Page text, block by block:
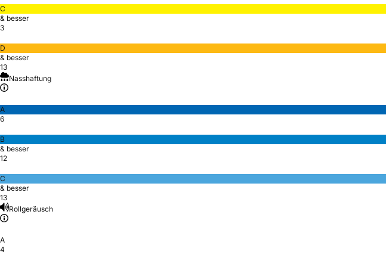
C
& besser
3
D
& besser
13
Nasshaftung
A
6
B
& besser
12
C
& besser
13
Rollgeräusch
A
4